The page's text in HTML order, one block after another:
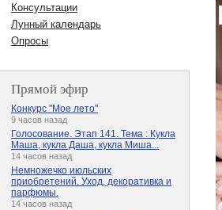
Консультации
Лунный календарь
Опросы
Прямой эфир
Конкурс "Мое лето"
9 часов назад
Голосование. Этап 141. Тема : Кукла
Маша, кукла Даша, кукла Миша...
14 часов назад
Немножечко июльских
приобретений. Уход, декоративка и
парфюмы.
14 часов назад